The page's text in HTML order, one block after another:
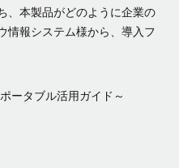
、本製品がどのように企業の
情報システム様から、導入フ
ータブル活用ガイド～